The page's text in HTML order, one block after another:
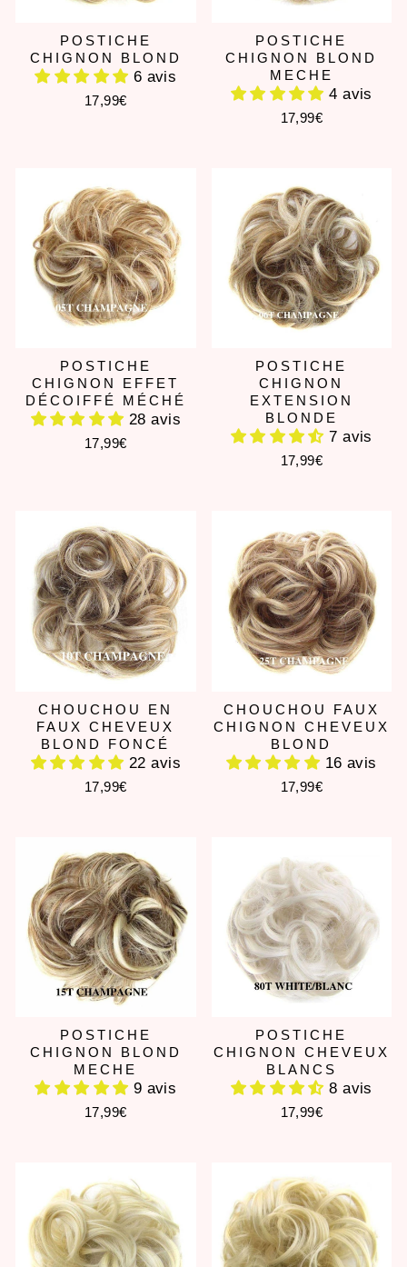
POSTICHE
CHIGNON BLOND
6 avis
17,99€
POSTICHE
CHIGNON BLOND
MECHE
4 avis
17,99€
POSTICHE
CHIGNON EFFET
DÉCOIFFÉ MÉCHÉ
28 avis
17,99€
POSTICHE
CHIGNON
EXTENSION
BLONDE
7 avis
17,99€
CHOUCHOU EN
FAUX CHEVEUX
BLOND FONCÉ
22 avis
17,99€
CHOUCHOU FAUX
CHIGNON CHEVEUX
BLOND
16 avis
17,99€
POSTICHE
CHIGNON BLOND
MECHE
9 avis
17,99€
POSTICHE
CHIGNON CHEVEUX
BLANCS
8 avis
17,99€